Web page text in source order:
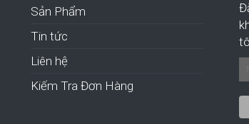
Sản Phẩm
Tin tức
Liên hệ
Kiếm Tra Đơn Hàng